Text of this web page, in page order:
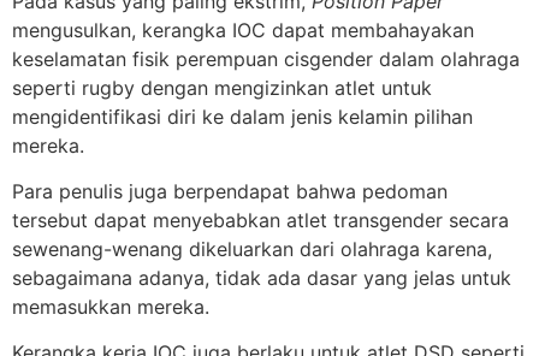
mengusulkan, kerangka IOC dapat membahayakan
keselamatan fisik perempuan cisgender dalam olahraga
seperti rugby dengan mengizinkan atlet untuk
mengidentifikasi diri ke dalam jenis kelamin pilihan
mereka.
Para penulis juga berpendapat bahwa pedoman
tersebut dapat menyebabkan atlet transgender secara
sewenang-wenang dikeluarkan dari olahraga karena,
sebagaimana adanya, tidak ada dasar yang jelas untuk
memasukkan mereka.